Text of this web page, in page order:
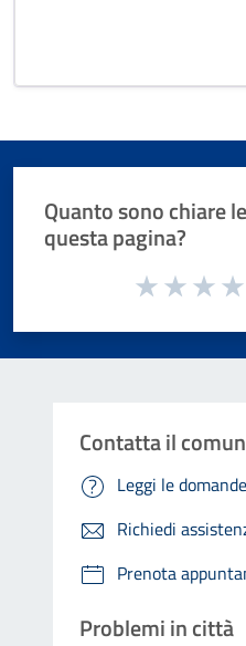
Quanto sono chiare
questa pagina?
Valuta da 1 a 5 stelle la pagina
Contatta il
Leggi le
Richiedi
Prenota
Problemi in città